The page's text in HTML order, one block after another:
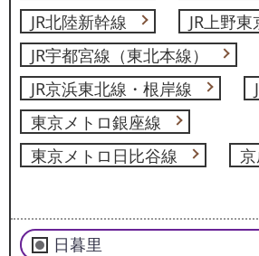
JR北陸新幹線
JR上野
JR宇都宮線（東北本線）
JR京浜東北線・根岸線
東京メトロ銀座線
東京メトロ日比谷線
日暮里